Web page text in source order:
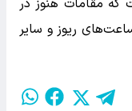
ریوز و سایر